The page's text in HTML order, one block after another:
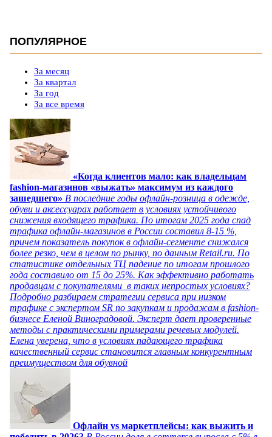
ПОПУЛЯРНОЕ
За месяц
За квартал
За год
За все время
«Когда клиентов мало: как владельцам
fashion-магазинов «выжать» максимум из каждого
зашедшего» В последние годы офлайн-розница в одежде,
обуви и аксессуарах работает в условиях устойчивого
снижения входящего трафика. По итогам 2025 года спад
трафика офлайн-магазинов в России составил 8-15 %,
причем показатель покупок в офлайн-сегменте снижался
более резко, чем в целом по рынку, по данным Retail.ru. По
статистике отдельных ТЦ падение по итогам прошлого
года составило от 15 до 25%. Как эффективно работать
продавцам с покупателями в таких непростых условиях?
Подробно разбираем стратегии сервиса при низком
трафике с экспертом SR по закупкам и продажам в fashion-
бизнесе Еленой Виноградовой. Эксперт дает проверенные
методы с практическими примерами речевых модулей.
Елена уверена, что в условиях падающего трафика
качественный сервис становится главным конкурентным
преимуществом для обувной
Офлайн vs маркетплейсы: как выжить и